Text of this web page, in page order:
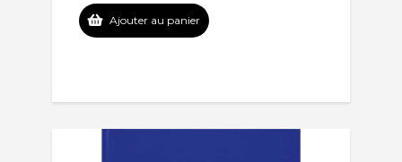
Ajouter au panier